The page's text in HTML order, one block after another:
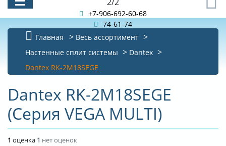
+7-906-692-60-68
74-61-74
КАТАЛОГ
АКЦИИ И РАСПРОДАЖИ
БИБЛИОТЕКА
НОВОСТИ
Главная
Весь ассортимент
Настенные сплит системы
Dantex
Dantex RK-2M18SEGE
Dantex RK-2M18SEGE
(Серия VEGA MULTI)
1 оценка 1 нет оценок